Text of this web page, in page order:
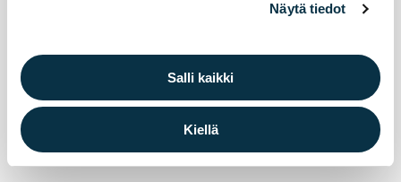
Näytä tiedot
Salli kaikki
Kiellä